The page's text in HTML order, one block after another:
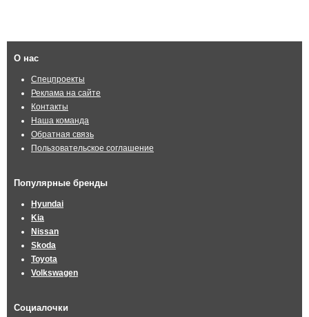
О нас
Спецпроекты
Реклама на сайте
Контакты
Наша команда
Обратная связь
Пользовательское соглашение
Популярные бренды
Hyundai
Kia
Nissan
Skoda
Toyota
Volkswagen
Социалочки